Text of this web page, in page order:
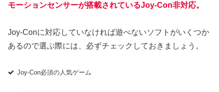
モーションセンサーが搭載されているJoy-Con非対応。
Joy-Conに対応していなければ遊べないソフトがいくつか
あるので選ぶ際には、必ずチェックしておきましょう。
Joy-Con必須の人気ゲーム